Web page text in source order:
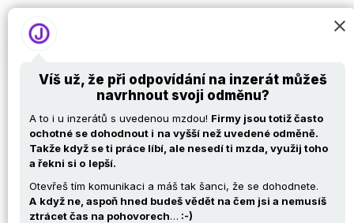
ABAP Developer
Víš už, že při odpovídání na inzerát můžeš
navrhnout svoji odměnu?
A to i u inzerátů s uvedenou mzdou! Firmy jsou totiž často
ochotné se dohodnout i na vyšší než uvedené odměně.
Takže když se ti práce líbí, ale nesedí ti mzda, využij toho
a řekni si o lepší.
Otevřeš tím komunikaci a máš tak šanci, že se dohodnete.
A když ne, aspoň hned budeš vědět na čem jsi a nemusíš
ztrácet čas na pohovorech… :-)